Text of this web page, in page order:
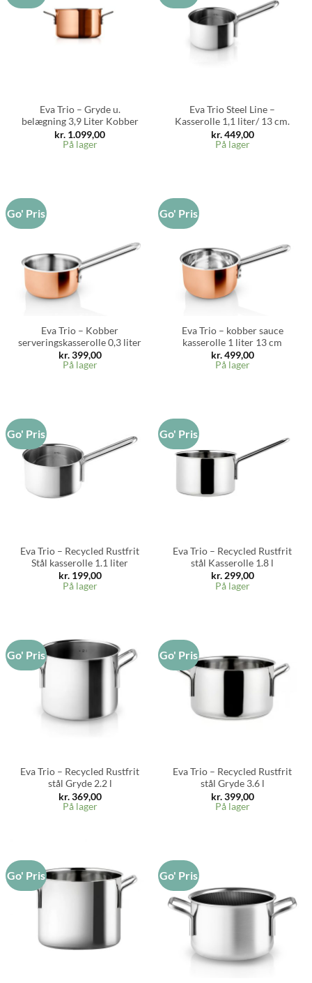
Eva Trio – Gryde u.
belægning 3,9 Liter Kobber
kr. 1.099,00
På lager
Eva Trio Steel Line –
Kasserolle 1,1 liter/ 13 cm.
kr.449,00
På lager
Go' Pris
Eva Trio – Kobber
serveringskasserolle 0,3 liter
kr.399,00
På lager
Go' Pris
Eva Trio – kobber sauce
kasserolle 1 liter 13 cm
kr.499,00
På lager
Go' Pris
Eva Trio – Recycled Rustfrit
Stål kasserolle 1.1 liter
kr.199,00
På lager
Go' Pris
Eva Trio – Recycled Rustfrit
stål Kasserolle 1.8 l
kr.299,00
På lager
Go' Pris
Eva Trio – Recycled Rustfrit
stål Gryde 2.2 l
kr.369,00
På lager
Go' Pris
Eva Trio – Recycled Rustfrit
stål Gryde 3.6 l
kr.399,00
På lager
Go' Pris Go' Pris